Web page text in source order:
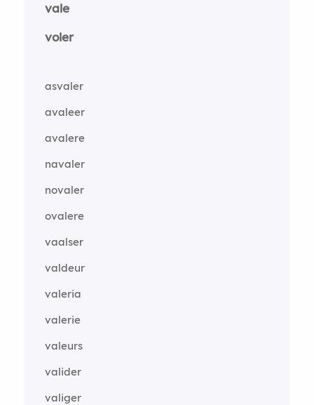
vale
voler
asvaler
avaleer
avalere
navaler
novaler
ovalere
vaalser
valdeur
valeria
valerie
valeurs
valider
valiger